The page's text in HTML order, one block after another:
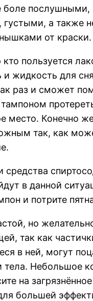
боле послушными,
а также
от краски.
кто пользуется
и жидкость для
раз и сможет
место. Конечно
так, как
средства
в данной
и потрите
но
так как
в ней, могут
тела. Небольшое
на
большей